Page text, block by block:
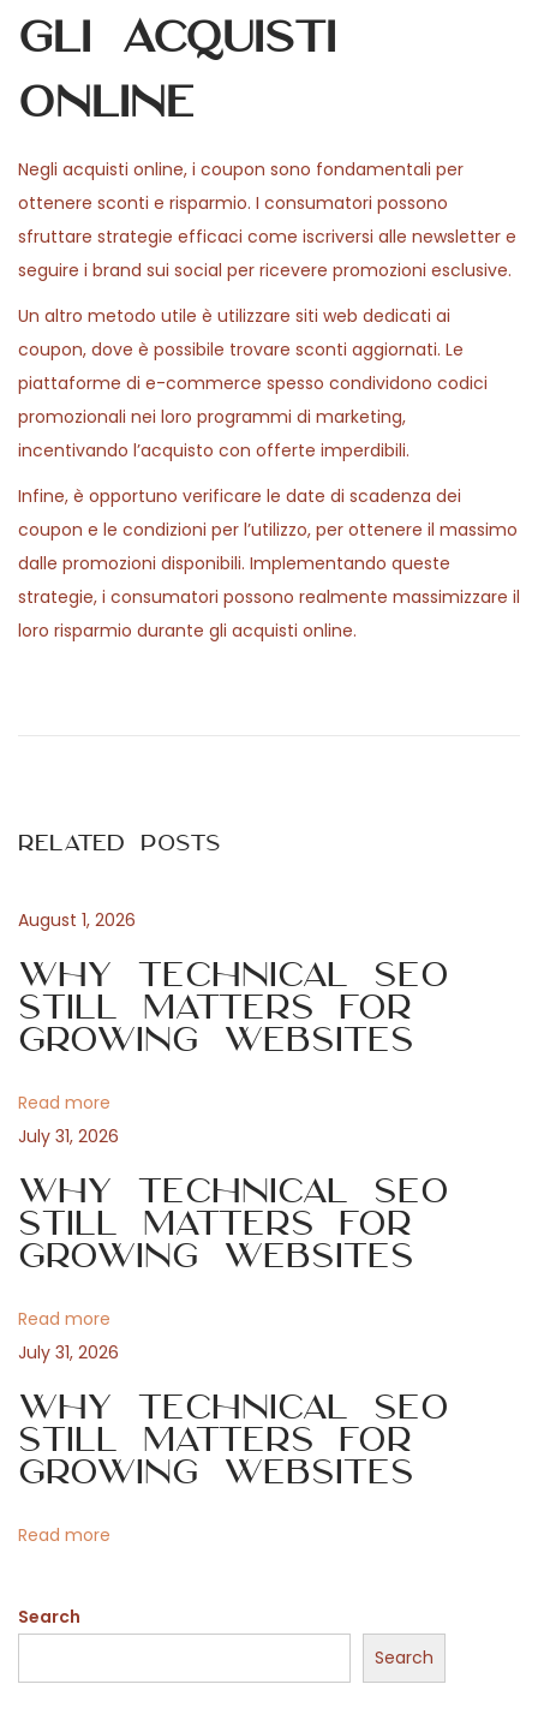
gli acquisti
online
Negli acquisti online, i coupon sono fondamentali per
ottenere sconti e risparmio. I consumatori possono
sfruttare strategie efficaci come iscriversi alle newsletter e
seguire i brand sui social per ricevere promozioni esclusive.
Un altro metodo utile è utilizzare siti web dedicati ai
coupon, dove è possibile trovare sconti aggiornati. Le
piattaforme di e-commerce spesso condividono codici
promozionali nei loro programmi di marketing,
incentivando l’acquisto con offerte imperdibili.
Infine, è opportuno verificare le date di scadenza dei
coupon e le condizioni per l’utilizzo, per ottenere il massimo
dalle promozioni disponibili. Implementando queste
strategie, i consumatori possono realmente massimizzare il
loro risparmio durante gli acquisti online.
s
n
a
i
g
a
t
i
o
n
o
s
o
s
t
á
t
t
á
s
k
é
s
t
e
m
é
e
k
r
l
t
Related Posts
August 1, 2026
Why Technical SEO
Still Matters for
Growing Websites
Read more
July 31, 2026
Why Technical SEO
Still Matters for
Growing Websites
Read more
July 31, 2026
Why Technical SEO
Still Matters for
Growing Websites
Read more
Search
Search